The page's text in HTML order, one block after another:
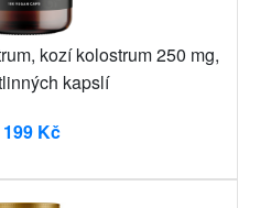
kozí kolostrum 250 mg,
kapslí
199 Kč